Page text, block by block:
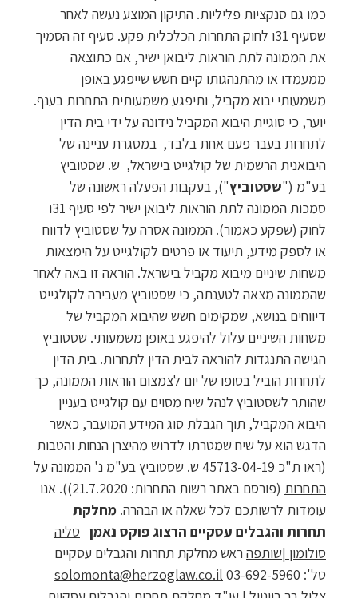
כמו גם סנקציות פליליות. התיקון המוצע נעשה לאחר
שסעיף 31ו לחוק התחרות הכלכלית פקע. סעיף זה הסמיך
את הממונה לתת הוראות ליבואן ישיר, אם כתוצאה
ממעמדו או מהתנהגותו קיים חשש שייפגע באופן
משמעותי יבוא מקביל, ותיפגע משמעותית התחרות בענף.
יוער, כי סוגיית היבוא המקביל נידונה על ידי בית הדין
לתחרות בעבר פעם אחת בלבד, במסגרת עניינה של
היבואנית הרשמית של קולגייט בישראל, ש. שסטוביץ
בע"מ ("שסטוביץ"), בעקבות הפעלה ראשונה של
סמכות הממונה לתת הוראות ליבואן ישיר לפי סעיף 31ו
לחוק (שפקע כאמור). הממונה אסרה על שסטוביץ לדווח
או לספק מידע, תיעוד או פרטים לקולגייט על הימצאות
משחות שיניים מיבוא מקביל בישראל. הוראה זו באה לאחר
שהממונה מצאה לטענתה, כי שסטוביץ מעבירה לקולגייט
דיווחים בנושא, שמקימים חשש שהיבוא המקביל של
משחות השיניים עלול להיפגע באופן משמעותי. שסטוביץ
הגישה התנגדות להוראה לבית הדין לתחרות. בית הדין
לתחרות הוביל בסופו של יום לצמצום הוראות הממונה, כך
שהותר לשסטוביץ לנהל שיח מסוים עם קולגייט בעניין
היבוא המקביל, תוך הגבלת סוג המידע המועבר, כאשר
הדגש הוא על שיח שמטרתו לדרוש מהיצרן הנחות והטבות
(ראו
ת"כ 45713-04-19 ש. שסטוביץ בע"מ נ' הממונה על
התחרות
(פורסם באתר רשות התחרות: 21.7.2020)). אנו
עומדות לרשותכם לכל שאלה או הבהרה. מחלקת
תחרות והגבלים עסקיים הרצוג פוקס נאמן טליה
סולומון |שותפה ראש מחלקת תחרות והגבלים עסקיים
טל': 03-692-5960
solomonta@herzoglaw.co.il